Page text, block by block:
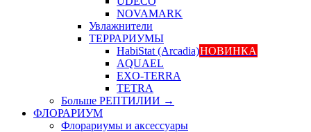
NOVAMARK
Увлажнители
ТЕРРАРИУМЫ
HabiStat (Arcadia)НОВИНКА
AQUAEL
EXO-TERRA
TETRA
Больше РЕПТИЛИИ →
ФЛОРАРИУМ
Флорариумы и аксессуары